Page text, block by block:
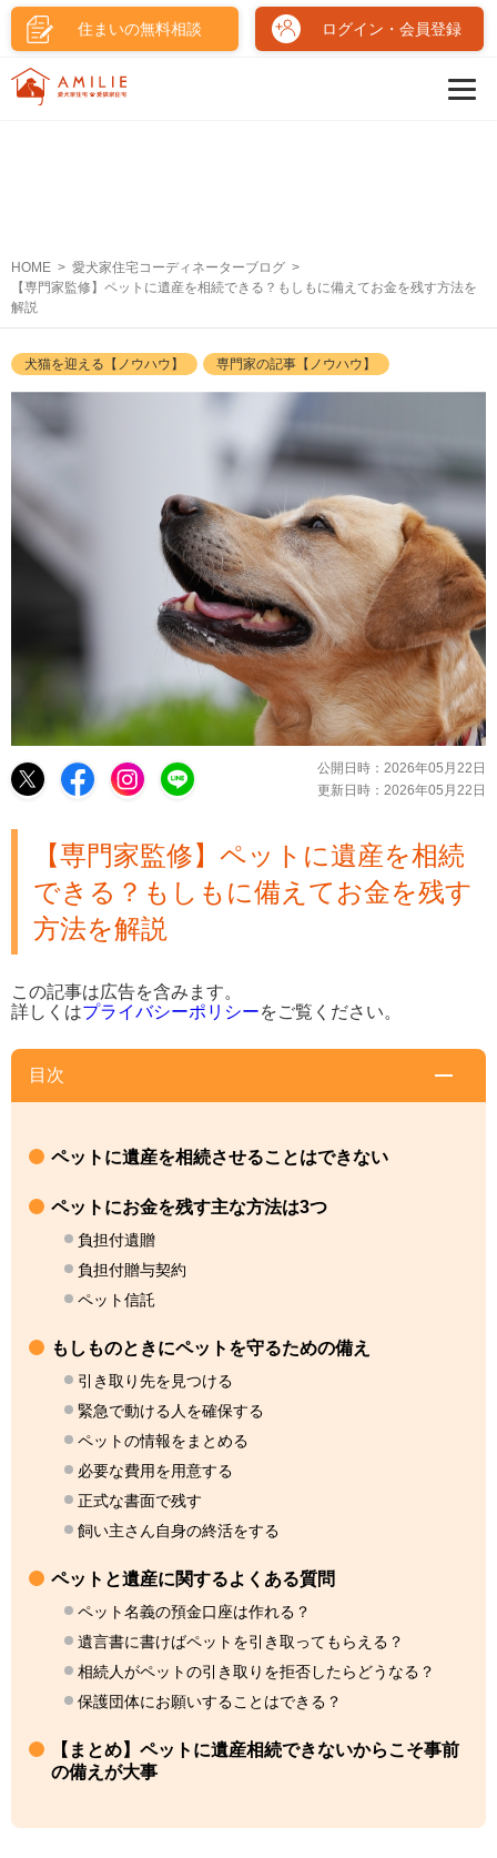
住まいの無料相談 ログイン・会員登録
HOME
愛犬家住宅コーディネーターブログ
【専門家監修】ペットに遺産を相続できる？もしもに備えてお金を残す方法を
解説
犬猫を迎える【ノウハウ】 専門家の記事【ノウハウ】
公開日時： 2026年05月22日
更新日時： 2026年05月22日
【専門家監修】ペットに遺産を相続
できる？もしもに備えてお金を残す
方法を解説
この記事は広告を含みます。
詳しくはプライバシーポリシーをご覧ください。
目次
ペットに遺産を相続させることはできない
ペットにお金を残す主な方法は3つ
負担付遺贈
負担付贈与契約
ペット信託
もしものときにペットを守るための備え
引き取り先を見つける
緊急で動ける人を確保する
ペットの情報をまとめる
必要な費用を用意する
正式な書面で残す
飼い主さん自身の終活をする
ペットと遺産に関するよくある質問
ペット名義の預金口座は作れる？
遺言書に書けばペットを引き取ってもらえる？
相続人がペットの引き取りを拒否したらどうなる？
保護団体にお願いすることはできる？
【まとめ】ペットに遺産相続できないからこそ事前
の備えが大事